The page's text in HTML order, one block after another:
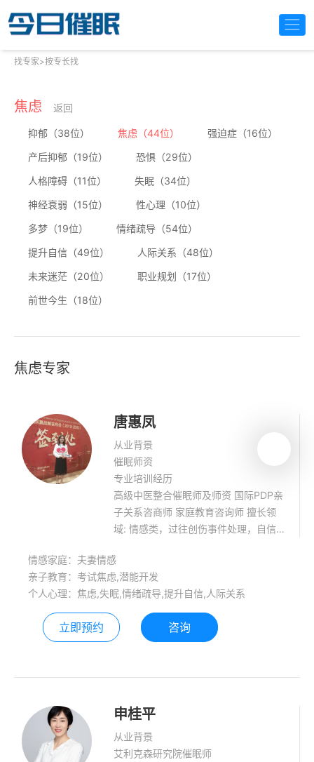
找专家>按专长找
焦虑 返回
抑郁（38位） 焦虑（44位）
强迫症（16位）
产后抑郁（19位）
恐惧（29位）
人格障碍（11位）
失眠（34位）
神经衰弱（15位）
性心理（10位）
多梦（19位）
情绪疏导（54位）
提升自信（49位）
人际关系（48位）
未来迷茫（20位）
职业规划（17位）
前世今生（18位）
焦虑专家
唐惠凤
从业背景
催眠师资
专业培训经历
高级中医整合催眠师及师资 国际PDP亲
子关系咨商师 家庭教育咨询师 擅长领
域: 情感类，过往创伤事件处理，自信
康辅导，学习压力处理、学习能力提
升，催眠瘦身 、美容等。
情感家庭：夫妻情感
亲子教育：考试焦虑,潜能开发
个人心理：焦虑,失眠,情绪疏导,提升自信,人际关系
立即预约 咨询
申桂平
从业背景
艾利克森研究院催眠师